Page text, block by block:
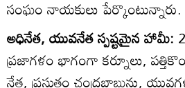
సంఘం నాయకులు పేర్కొంటున్నారు.
అధినేత, యువనేత స్పష్టమైన హామీ:
ప్రజాగళం భాగంగా కర్నూలు,
నేత, ప్రస్తుతం చంద్రబాబును,